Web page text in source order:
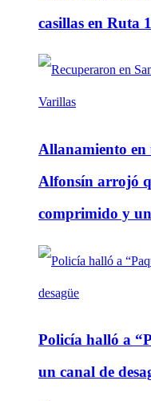
casillas en Ruta
Allanamiento
Alfonsín arrojó
comprimido y
Policía halló a
un canal de